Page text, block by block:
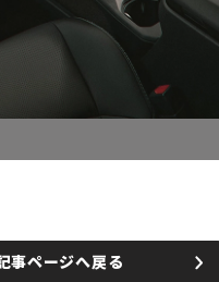
事ページへ戻る